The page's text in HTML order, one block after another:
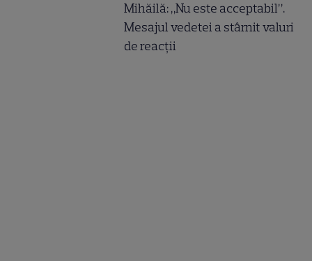
Mihăilă: „Nu este acceptabil”.
Mesajul vedetei a stârnit valuri
de reacții